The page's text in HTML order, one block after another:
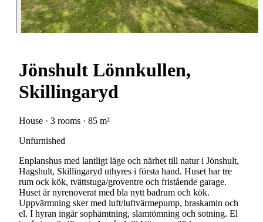
Jönshult Lönnkullen,
Skillingaryd
House · 3 rooms · 85 m²
Unfurnished
Enplanshus med lantligt läge och närhet till natur i Jönshult,
Hagshult, Skillingaryd uthyres i första hand. Huset har tre
rum ock kök, tvättstuga/groventre och fristående garage.
Huset är nyrenoverat med bla nytt badrum och kök.
Uppvärmning sker med luft/luftvärmepump, braskamin och
el. I hyran ingår sophämtning, slamtömning och sotning. El